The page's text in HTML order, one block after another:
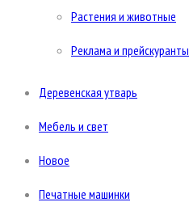
Растения и животные
Реклама и прейскуранты
Деревенская утварь
Мебель и свет
Новое
Печатные машинки